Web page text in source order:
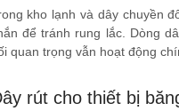
kho lạnh và dây chuyền
để tránh rung lắc. Dòng
quan trọng vẫn hoạt động
rút cho thiết bị